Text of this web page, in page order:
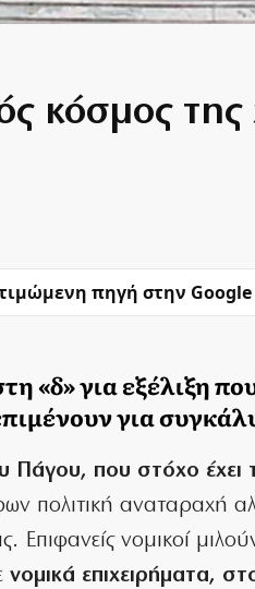
κόσμος
πηγή στην Google
«δ» για εξέλιξη
για
Πάγου, που στόχο
πολιτική αναταραχή
νομικοί μιλούν
νομικά επιχειρήματα,